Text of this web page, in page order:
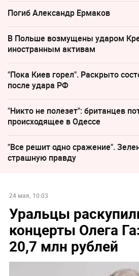
Погиб Александр Ермаков
В Польше возмущены ударом
иностранным активам
"Пока Киев горел". Раскрыто
после удара РФ
"Никто не полезет": британцев
происходящее в Одессе
"Все решит одно сражение".
страшную правду
24 мая, 10:03
Уральцы
концерты Олега
20,7 млн рублей